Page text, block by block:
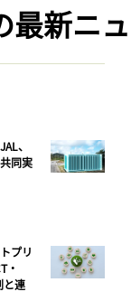
最新ニ
、
同実
プリ
・
と連